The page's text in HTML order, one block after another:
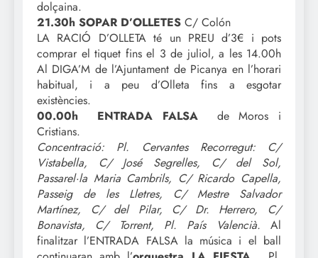
dolçaina.
21.30h SOPAR D’OLLETES C/ Colón
LA RACIÓ D’OLLETA té un PREU d’3€ i pots
comprar el tiquet fins el 3 de juliol, a les 14.00h
Al DIGA’M de l’Ajuntament de Picanya en l’horari
habitual, i a peu d’Olleta fins a esgotar
existències.
00.00h ENTRADA FALSA
de Moros i
Cristians.
Concentració: Pl. Cervantes Recorregut: C/
Vistabella, C/ José Segrelles, C/ del Sol,
Passarel·la Maria Cambrils, C/ Ricardo Capella,
Passeig de les Lletres, C/ Mestre Salvador
Martínez, C/ del Pilar, C/ Dr. Herrero, C/
Bonavista, C/ Torrent, Pl. País Valencià. Al
finalitzar l’ENTRADA FALSA la música i el ball